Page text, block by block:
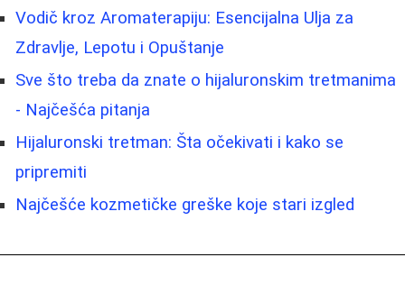
Vodič kroz Aromaterapiju: Esencijalna Ulja za
Zdravlje, Lepotu i Opuštanje
Sve što treba da znate o hijaluronskim tretmanima
- Najčešća pitanja
Hijaluronski tretman: Šta očekivati i kako se
pripremiti
Najčešće kozmetičke greške koje stari izgled